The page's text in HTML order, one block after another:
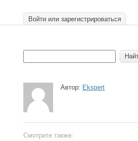
Войти или зарегистрироваться
Автор: Ekspert
Смотрите также: